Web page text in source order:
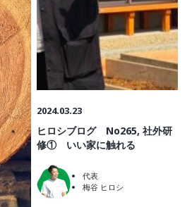
2024.03.23
ヒロシブログ No265, 社外研
修① いい家に触れる
代表
梅谷 ヒロシ